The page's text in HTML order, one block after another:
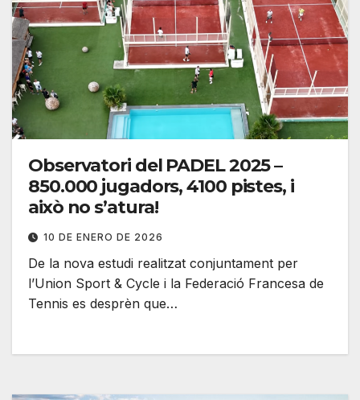
Observatori del PADEL 2025 –
850.000 jugadors, 4100 pistes, i
això no s’atura!
10 DE ENERO DE 2026
De la nova estudi realitzat conjuntament per
l’Union Sport & Cycle i la Federació Francesa de
Tennis es desprèn que…